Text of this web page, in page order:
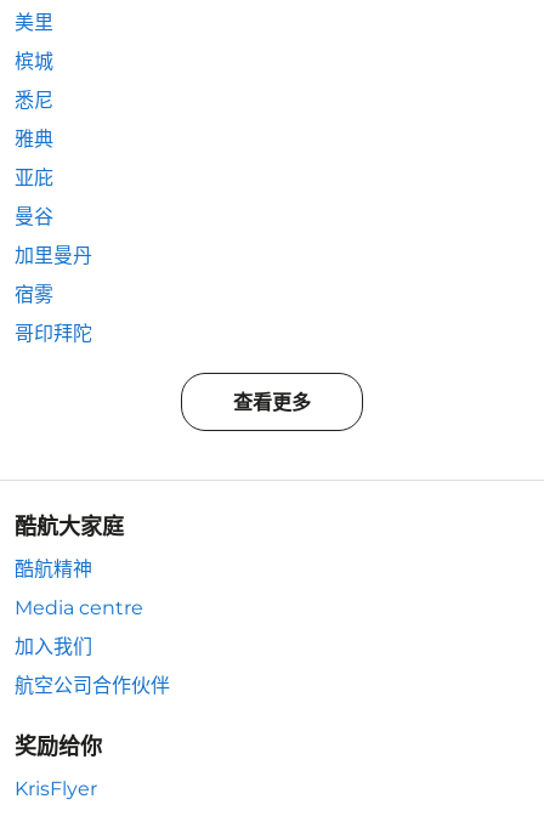
美里
槟城
悉尼
雅典
亚庇
曼谷
加里曼丹
宿雾
哥印拜陀
查看更多
酷航大家庭
酷航精神
Media centre
加入我们
航空公司合作伙伴
奖励给你
KrisFlyer